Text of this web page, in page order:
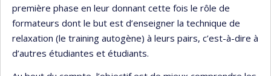
première phase en leur donnant cette fois le rôle de
formateurs dont le but est d’enseigner la technique de
relaxation (le training autogène) à leurs pairs, c’est-à-dire à
d’autres étudiantes et étudiants.